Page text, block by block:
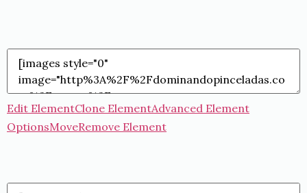
Edit ElementClone ElementAdvanced Element
OptionsMoveRemove Element